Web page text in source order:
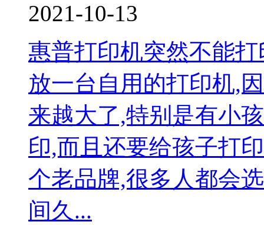
2021-10-13
惠普打印机突然不能
放一台自用的打印机,
来越大了,特别是有小
印,而且还要给孩子打
个老品牌,很多人都会
间久...